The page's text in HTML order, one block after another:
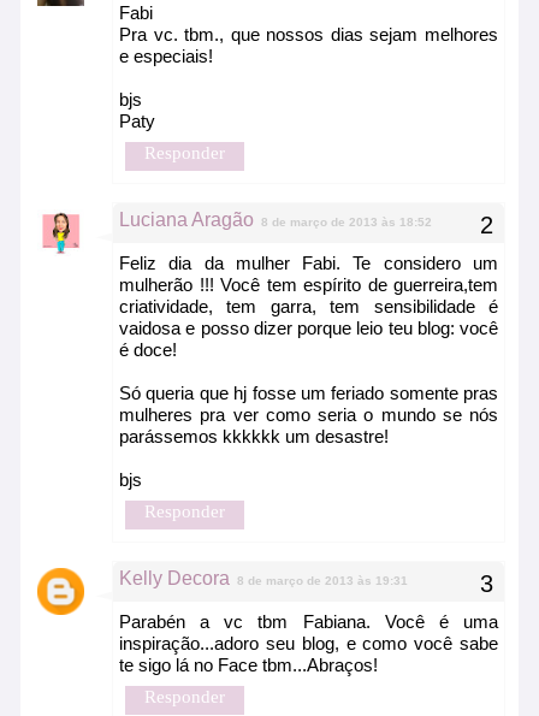
Fabi
Pra vc. tbm., que nossos dias sejam melhores
e especiais!
bjs
Paty
Responder
Luciana Aragão 8 de março de 2013 às 18:52
Feliz dia da mulher Fabi. Te considero um
mulherão !!! Você tem espírito de guerreira,tem
criatividade, tem garra, tem sensibilidade é
vaidosa e posso dizer porque leio teu blog: você
é doce!
Só queria que hj fosse um feriado somente pras
mulheres pra ver como seria o mundo se nós
parássemos kkkkkk um desastre!
bjs
Responder
Kelly Decora 8 de março de 2013 às 19:31
Parabén a vc tbm Fabiana. Você é uma
inspiração...adoro seu blog, e como você sabe
te sigo lá no Face tbm...Abraços!
Responder